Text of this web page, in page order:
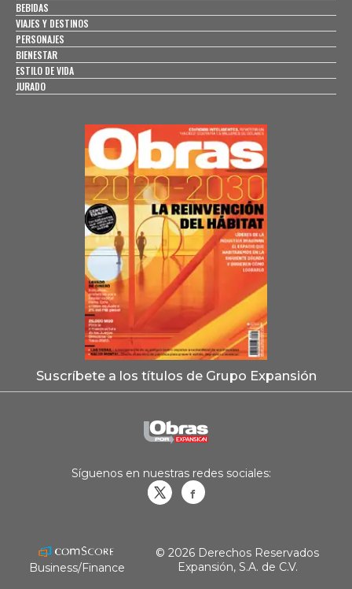
BEBIDAS
VIAJES Y DESTINOS
PERSONAJES
BIENESTAR
ESTILO DE VIDA
JURADO
Suscríbete a los títulos de Grupo Expansión
Síguenos en nuestras redes sociales:
Business/Finance
© 2026 Derechos Reservados
Expansión, S.A. de C.V.